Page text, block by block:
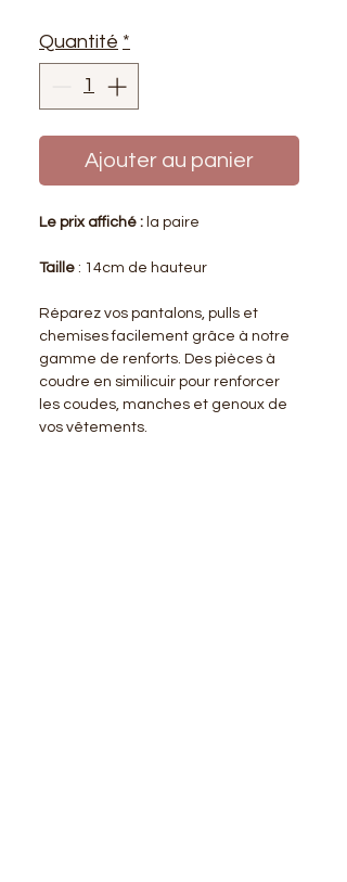
Quantité *
Ajouter au panier
Le prix affiché : la paire
Taille : 14cm de hauteur
Réparez vos pantalons, pulls et
chemises facilement grâce à notre
gamme de renforts. Des pièces à
coudre en similicuir pour renforcer
les coudes, manches et genoux de
vos vêtements.